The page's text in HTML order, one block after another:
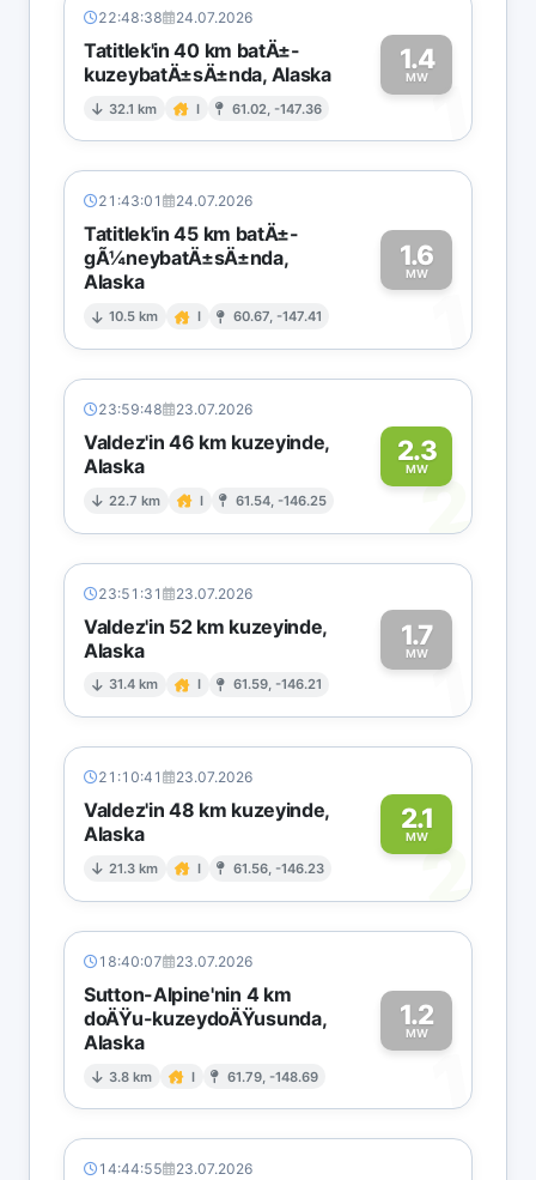
22:48:38 24.07.2026
Tatitlek'in 40 km batÄ±-
kuzeybatÄ±sÄ±nda, Alaska
32.1 km I 61.02, -147.36
1.4
MW1
21:43:01 24.07.2026
Tatitlek'in 45 km batÄ±-
gÃ¼neybatÄ±sÄ±nda,
Alaska
10.5 km I 60.67, -147.41
1.6
MW
1
23:59:48 23.07.2026
Valdez'in 46 km kuzeyinde,
Alaska
22.7 km I 61.54, -146.25
2.3
MW2
23:51:31 23.07.2026
Valdez'in 52 km kuzeyinde,
Alaska
31.4 km I 61.59, -146.21
1.7
MW1
21:10:41 23.07.2026
Valdez'in 48 km kuzeyinde,
Alaska
21.3 km I 61.56, -146.23
2.1
MW
2
18:40:07 23.07.2026
Sutton-Alpine'nin 4 km
doÄŸu-kuzeydoÄŸusunda,
Alaska
3.8 km I 61.79, -148.69
1.2
MW
1
14:44:55 23.07.2026